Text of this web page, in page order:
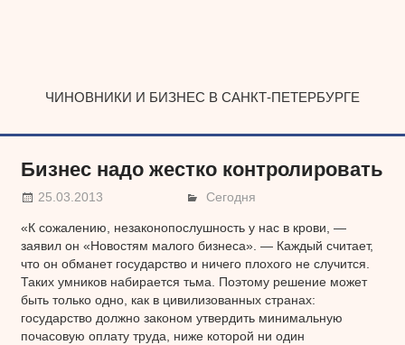
ЧИНОВНИКИ И БИЗНЕС В САНКТ-ПЕТЕРБУРГЕ
Бизнес надо жестко контролировать
25.03.2013 Сегодня
«К сожалению, незаконопослушность у нас в крови, —
заявил он «Новостям малого бизнеса». — Каждый считает,
что он обманет государство и ничего плохого не случится.
Таких умников набирается тьма. Поэтому решение может
быть только одно, как в цивилизованных странах:
государство должно законом утвердить минимальную
почасовую оплату труда, ниже которой ни один